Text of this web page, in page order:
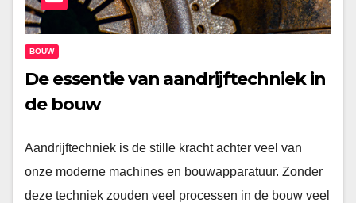
BOUW
De essentie van aandrijftechniek in
de bouw
Aandrijftechniek is de stille kracht achter veel van
onze moderne machines en bouwapparatuur. Zonder
deze techniek zouden veel processen in de bouw veel